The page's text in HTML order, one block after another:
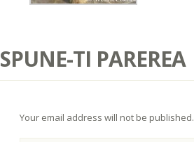
SPUNE-TI PAREREA
Your email address will not be published.